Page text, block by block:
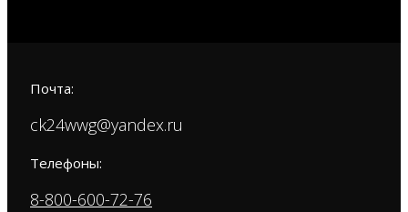
Почта:
ck24wwg@yandex.ru
Телефоны:
8-800-600-72-76